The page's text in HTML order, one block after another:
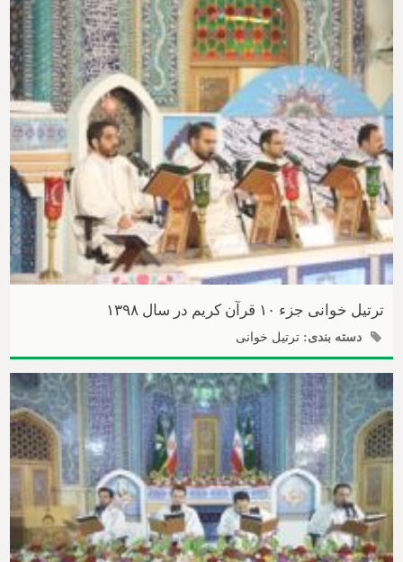
ترتیل خوانی جزء ۱۰ قرآن کریم در سال ۱۳۹۸
دسته بندی:ترتیل خوانی